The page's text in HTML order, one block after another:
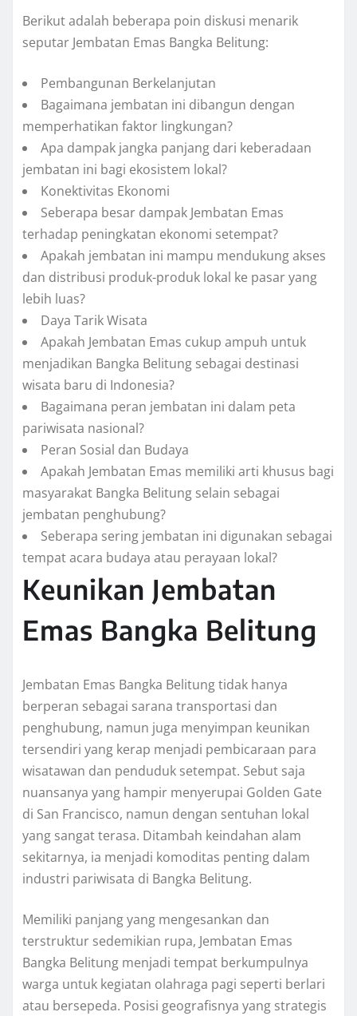
Berikut adalah beberapa poin diskusi menarik
seputar Jembatan Emas Bangka Belitung:
Pembangunan Berkelanjutan
Bagaimana jembatan ini dibangun dengan
memperhatikan faktor lingkungan?
Apa dampak jangka panjang dari keberadaan
jembatan ini bagi ekosistem lokal?
Konektivitas Ekonomi
Seberapa besar dampak Jembatan Emas
terhadap peningkatan ekonomi setempat?
Apakah jembatan ini mampu mendukung akses
dan distribusi produk-produk lokal ke pasar yang
lebih luas?
Daya Tarik Wisata
Apakah Jembatan Emas cukup ampuh untuk
menjadikan Bangka Belitung sebagai destinasi
wisata baru di Indonesia?
Bagaimana peran jembatan ini dalam peta
pariwisata nasional?
Peran Sosial dan Budaya
Apakah Jembatan Emas memiliki arti khusus bagi
masyarakat Bangka Belitung selain sebagai
jembatan penghubung?
Seberapa sering jembatan ini digunakan sebagai
tempat acara budaya atau perayaan lokal?
Keunikan Jembatan
Emas Bangka Belitung
Jembatan Emas Bangka Belitung tidak hanya
berperan sebagai sarana transportasi dan
penghubung, namun juga menyimpan keunikan
tersendiri yang kerap menjadi pembicaraan para
wisatawan dan penduduk setempat. Sebut saja
nuansanya yang hampir menyerupai Golden Gate
di San Francisco, namun dengan sentuhan lokal
yang sangat terasa. Ditambah keindahan alam
sekitarnya, ia menjadi komoditas penting dalam
industri pariwisata di Bangka Belitung.
Memiliki panjang yang mengesankan dan
terstruktur sedemikian rupa, Jembatan Emas
Bangka Belitung menjadi tempat berkumpulnya
warga untuk kegiatan olahraga pagi seperti berlari
atau bersepeda. Posisi geografisnya yang strategis